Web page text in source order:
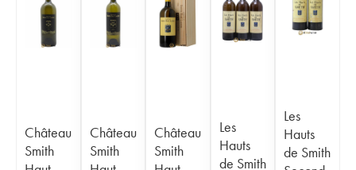
Château
Smith
Château
Smith
Château
Smith
Les
Hauts
de Smith
Les
Hauts
de Smith